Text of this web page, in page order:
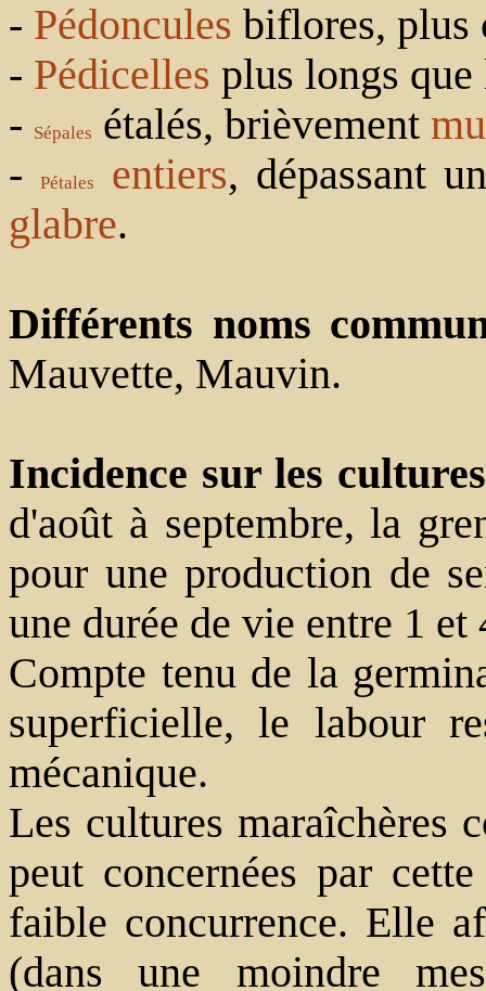
- Pédoncules biflores, plus
- Pédicelles plus longs
-
Sépales étalés, brièvement
-Pétales entiers, dépassant
glabre.
Différents noms
Mauvette, Mauvin.
Incidence sur les
d'août à septembre, la
pour une production de
une durée de vie entre 1 et
Compte tenu de la
superficielle, le labour
mécanique.
Les cultures maraîchères
peut concernées par
faible concurrence. Elle
(dans une moindre